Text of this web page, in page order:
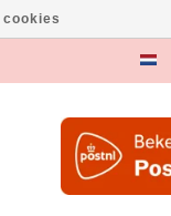
cookies